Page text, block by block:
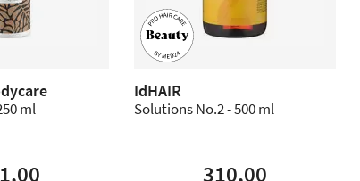
ml
IdHAIR
Solutions No.2 - 500 ml
310,00